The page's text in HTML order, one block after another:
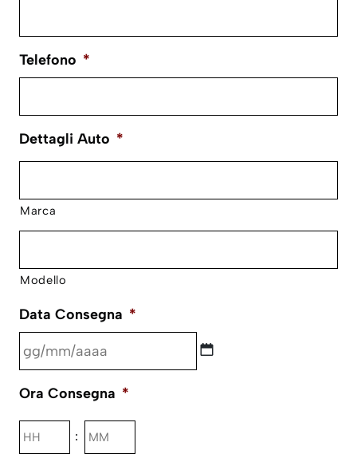
Telefono *
Dettagli Auto *
Marca
Modello
Data Consegna *
slash
MM
slash
Ora Consegna *
:
Ore Minuti